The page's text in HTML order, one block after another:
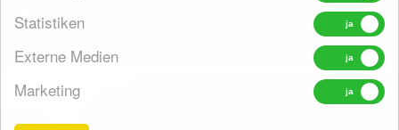
Statistiken
Externe Medien
Marketing